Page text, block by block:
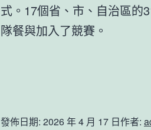
式。17個省、市、自治區的
隊餐與加入了競賽。
發佈日期: 2026 年 4 月 17 日作者: